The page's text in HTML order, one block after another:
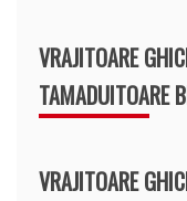
VRAJITOARE
TAMADUITOARE
VRAJITOARE